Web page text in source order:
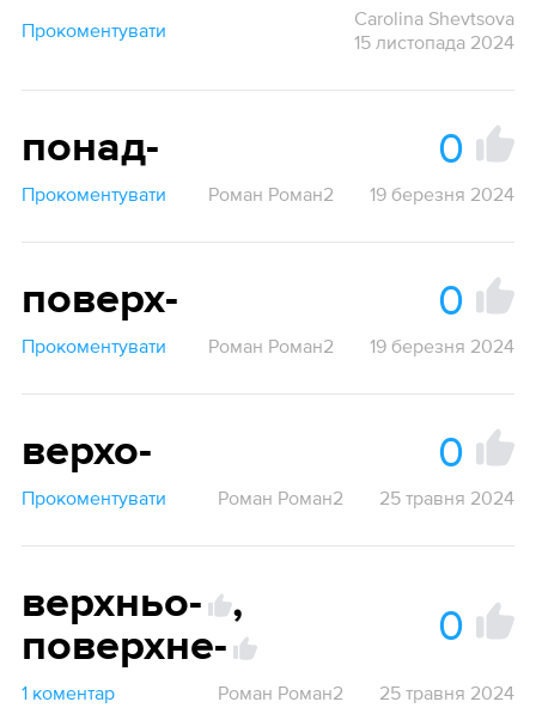
Прокоментувати
Carolina Shevtsova
15 листопада 2024
понад- 0
Прокоментувати Роман Роман2 19 березня 2024
поверх- 0
Прокоментувати Роман Роман2 19 березня 2024
верхо- 0
Прокоментувати Роман Роман2 25 травня 2024
верхньо-
,
поверхне-
0
1 коментар Роман Роман2 25 травня 2024